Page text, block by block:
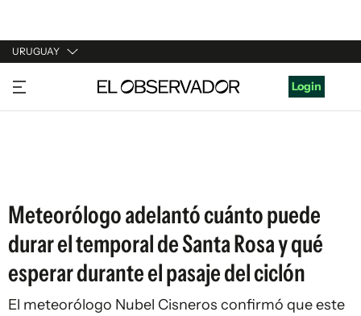
URUGUAY
URUGUAY
ARGENTINA
Login
Meteorólogo adelantó cuánto puede
durar el temporal de Santa Rosa y qué
esperar durante el pasaje del ciclón
El meteorólogo Nubel Cisneros confirmó que este